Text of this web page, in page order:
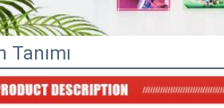
Tanımı